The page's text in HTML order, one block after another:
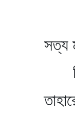
সত্য
তাহারে